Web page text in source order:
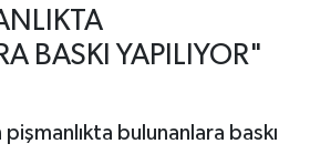
BASKI YAPILIYOR"
bulunanlara baskı